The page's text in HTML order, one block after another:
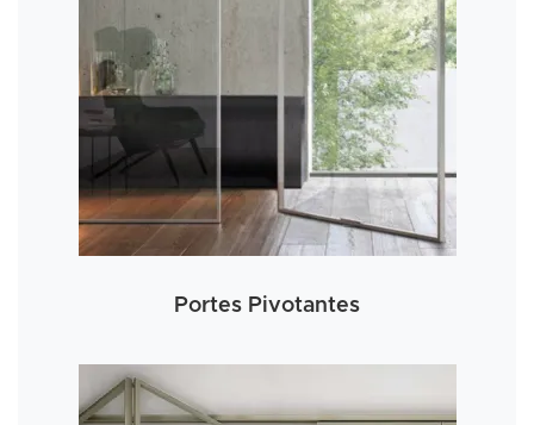
Portes Pivotantes